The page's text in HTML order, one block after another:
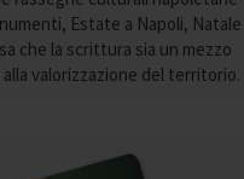
Estate a Napoli, Natale
che la scrittura sia un mezzo
valorizzazione del territorio.